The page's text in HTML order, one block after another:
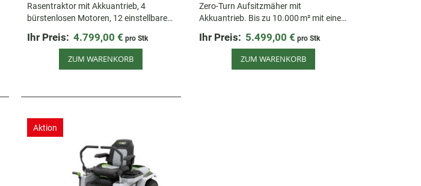
Rasentraktor mit Akkuantrieb, 4
bürstenlosen Motoren, 12 einstellbaren
Ihr Preis: 4.799,00 € pro Stk
ZUM WARENKORB
Zero-Turn Aufsitzmäher mit
Akkuantrieb. Bis zu 10.000 m² mit einer
Ihr Preis: 5.499,00 € pro Stk
ZUM WARENKORB
Aktion